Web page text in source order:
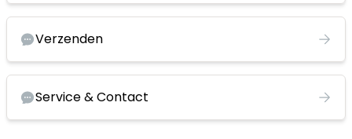
Verzenden
Service & Contact